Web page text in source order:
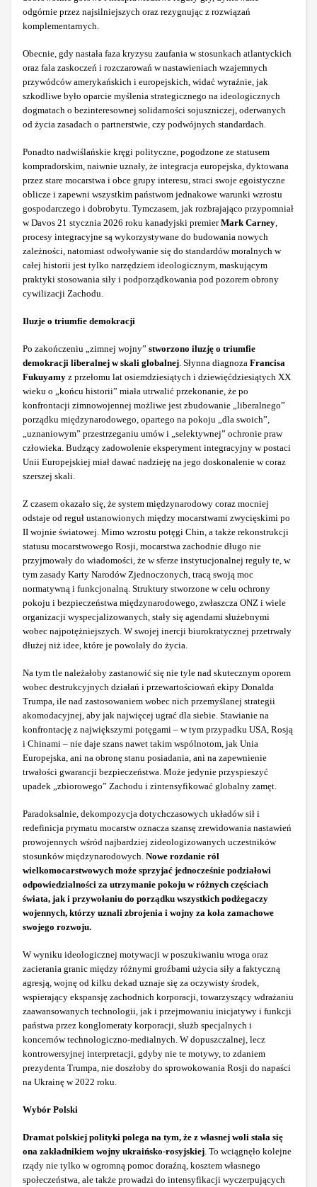
odgórnie przez najsilniejszych oraz rezygnując z rozwiązań
komplementarnych.
Obecnie, gdy nastała faza kryzysu zaufania w stosunkach atlantyckich
oraz fala zaskoczeń i rozczarowań w nastawieniach wzajemnych
przywódców amerykańskich i europejskich, widać wyraźnie, jak
szkodliwe było oparcie myślenia strategicznego na ideologicznych
dogmatach o bezinteresownej solidarności sojuszniczej, oderwanych
od życia zasadach o partnerstwie, czy podwójnych standardach.
Ponadto nadwiślańskie kręgi polityczne, pogodzone ze statusem
kompradorskim, naiwnie uznały, że integracja europejska, dyktowana
przez stare mocarstwa i obce grupy interesu, straci swoje egoistyczne
oblicze i zapewni wszystkim państwom jednakowe warunki wzrostu
gospodarczego i dobrobytu. Tymczasem, jak rozbrajająco przypomniał
w Davos 21 stycznia 2026 roku kanadyjski premierMark Carney
procesy integracyjne są wykorzystywane do budowania nowych
zależności, natomiast odwoływanie się do standardów moralnych w
całej historii jest tylko narzędziem ideologicznym, maskującym
praktyki stosowania siły i podporządkowania pod pozorem obrony
cywilizacji Zachodu.
Iluzje o triumfie demokracji
Po zakończeniu „zimnej wojny” stworzono iluzję o triumfie
demokracji liberalnej w skali globalnej . Słynna diagnoza Francisa
Fukuyamy z przełomu lat osiemdziesiątych i dziewięćdziesiątych XX
wieku o „końcu historii” miała utrwalić przekonanie, że po
konfrontacji zimnowojennej możliwe jest zbudowanie „liberalnego”
porządku międzynarodowego, opartego na pokoju „dla swoich”,
„uznaniowym” przestrzeganiu umów i „selektywnej” ochronie praw
człowieka. Budzący zadowolenie eksperyment integracyjny w postaci
Unii Europejskiej miał dawać nadzieję na jego doskonalenie w coraz
szerszej skali.
Z czasem okazało się, że system międzynarodowy coraz mocniej
odstaje od reguł ustanowionych między mocarstwami zwycięskimi po
II wojnie światowej. Mimo wzrostu potęgi Chin, a także rekonstrukcji
statusu mocarstwowego Rosji, mocarstwa zachodnie długo nie
przyjmowały do wiadomości, że w sferze instytucjonalnej reguły te, w
tym zasady Karty Narodów Zjednoczonych, tracą swoją moc
normatywną i funkcjonalną. Struktury stworzone w celu ochrony
pokoju i bezpieczeństwa międzynarodowego, zwłaszcza ONZ i wiele
organizacji wyspecjalizowanych, stały się agendami służebnymi
wobec najpotężniejszych. W swojej inercji biurokratycznej przetrwały
dłużej niż idee, które je powołały do życia.
Na tym tle należałoby zastanowić się nie tyle nad skutecznym oporem
wobec destrukcyjnych działań i przewartościowań ekipy Donalda
Trumpa, ile nad zastosowaniem wobec nich przemyślanej strategii
akomodacyjnej, aby jak najwięcej ugrać dla siebie. Stawianie na
konfrontację z największymi potęgami – w tym przypadku USA, Rosją
i Chinami – nie daje szans nawet takim wspólnotom, jak Unia
Europejska, ani na obronę stanu posiadania, ani na zapewnienie
trwałości gwarancji bezpieczeństwa. Może jedynie przyspieszyć
upadek „zbiorowego” Zachodu i zintensyfikować globalny zamęt.
Paradoksalnie, dekompozycja dotychczasowych układów sił i
redefinicja prymatu mocarstw oznacza szansę zrewidowania nastawień
prowojennych wśród najbardziej zideologizowanych uczestników
stosunków międzynarodowych. Nowe rozdanie ról
wielkomocarstwowych może sprzyjać jednocześnie podziałowi
odpowiedzialności za utrzymanie pokoju w różnych częściach
świata, jak i przywołaniu do porządku wszystkich podżegaczy
wojennych, którzy uznali zbrojenia i wojny za koła zamachowe
swojego rozwoju.
W wyniku ideologicznej motywacji w poszukiwaniu wroga oraz
zacierania granic między różnymi groźbami użycia siły a faktyczną
agresją, wojnę od kilku dekad uznaje się za oczywisty środek,
wspierający ekspansję zachodnich korporacji, towarzyszący wdrażaniu
zaawansowanych technologii, jak i przejmowaniu inicjatywy i funkcji
państwa przez konglomeraty korporacji, służb specjalnych i
koncernów technologiczno-medialnych. W dopuszczalnej, lecz
kontrowersyjnej interpretacji, gdyby nie te motywy, to zdaniem
prezydenta Trumpa, nie doszłoby do sprowokowania Rosji do napaści
na Ukrainę w 2022 roku.
Wybór Polski
Dramat polskiej polityki polega na tym, że z własnej woli stała się
ona zakładnikiem wojny ukraińsko-rosyjskiej . To wciągnęło kolejne
rządy nie tylko w ogromną pomoc doraźną, kosztem własnego
społeczeństwa, ale także prowadzi do intensyfikacji wyczerpujących